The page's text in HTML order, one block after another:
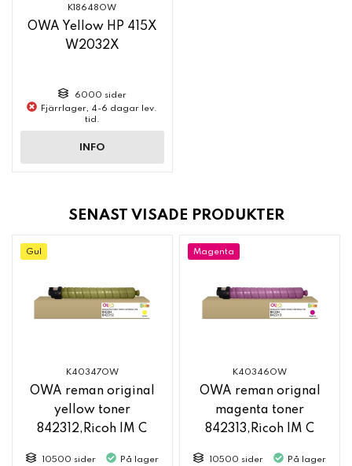
K18648OW
OWA Yellow HP 415X
W2032X
6000 sider
Fjärrlager, 4-6 dagar lev.
tid.
INFO
SENAST VISADE PRODUKTER
Gul
K40347OW
OWA reman original
yellow toner
842312,Ricoh IM C
10500 sider På lager
Magenta
K40346OW
OWA reman orignal
magenta toner
842313,Ricoh IM C
10500 sider På lager